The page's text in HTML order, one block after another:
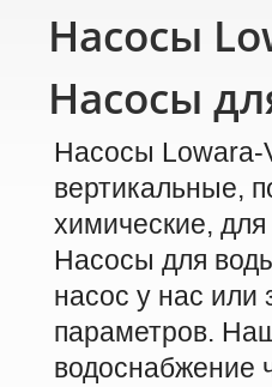
Насосы
Насосы
Насосы Lowara-
вертикальные,
химические,
Насосы для
насос у нас или
параметров.